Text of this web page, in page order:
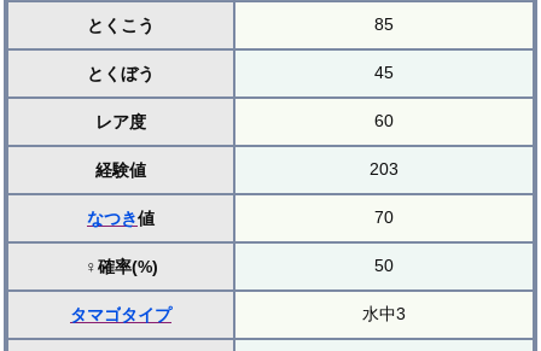
とくこう 85
とくぼう 45
レア度 60
経験値 203
なつき値 70
♀確率(%) 50
タマゴタイプ 水中3